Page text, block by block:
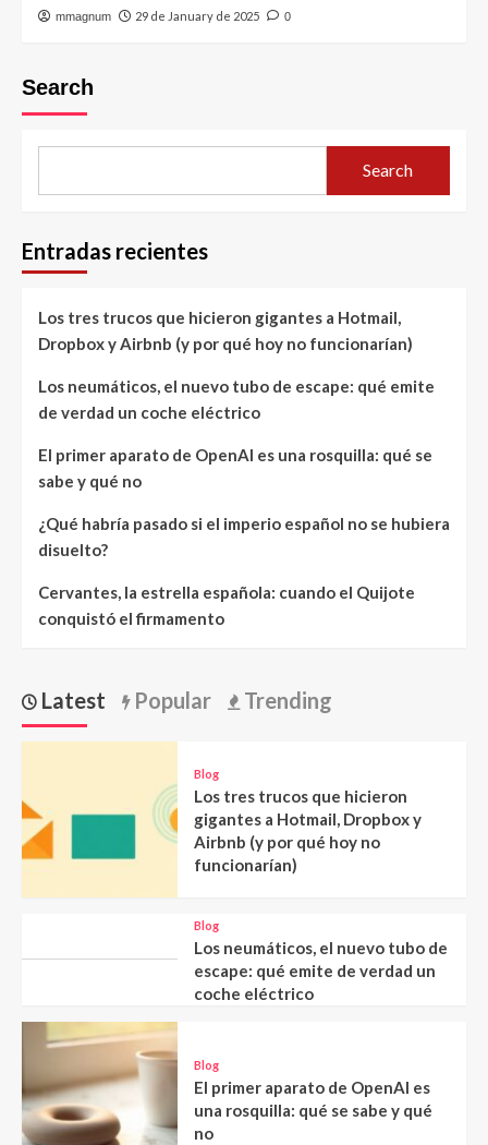
mmagnum 29 de January de 2025 0
Search
Search
Entradas recientes
Los tres trucos que hicieron gigantes a Hotmail,
Dropbox y Airbnb (y por qué hoy no funcionarían)
Los neumáticos, el nuevo tubo de escape: qué emite
de verdad un coche eléctrico
El primer aparato de OpenAI es una rosquilla: qué se
sabe y qué no
¿Qué habría pasado si el imperio español no se hubiera
disuelto?
Cervantes, la estrella española: cuando el Quijote
conquistó el firmamento
Latest Popular Trending
Blog
Los tres trucos que hicieron
gigantes a Hotmail, Dropbox y
Airbnb (y por qué hoy no
funcionarían)
Blog
Los neumáticos, el nuevo tubo de
escape: qué emite de verdad un
coche eléctrico
Blog
El primer aparato de OpenAI es
una rosquilla: qué se sabe y qué
no